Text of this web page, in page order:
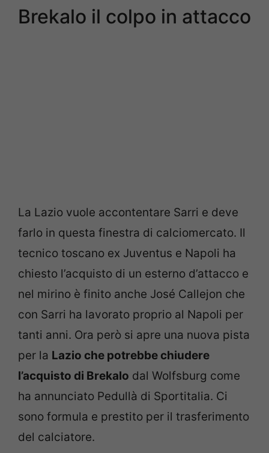
Brekalo il colpo in attacco
La Lazio vuole accontentare Sarri e deve
farlo in questa finestra di calciomercato. Il
tecnico toscano ex Juventus e Napoli ha
chiesto l’acquisto di un esterno d’attacco e
nel mirino è finito anche José Callejon che
con Sarri ha lavorato proprio al Napoli per
tanti anni. Ora però si apre una nuova pista
per la Lazio che potrebbe chiudere
l’acquisto di Brekalo dal Wolfsburg come
ha annunciato Pedullà di Sportitalia. Ci
sono formula e prestito per il trasferimento
del calciatore.